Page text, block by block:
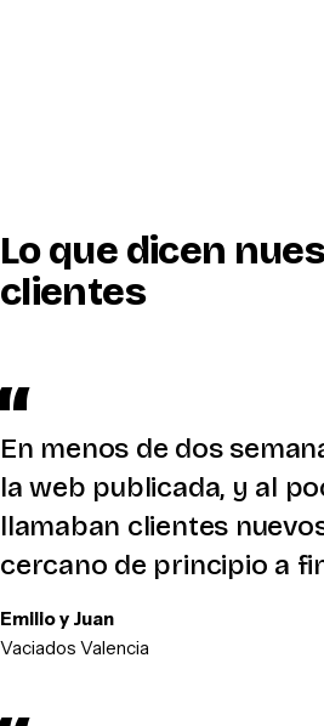
Lo que dicen
clientes
En menos de dos
la web publicada, y al
llamaban clientes
cercano de principio a
Emilio y Juan
Vaciados Valencia